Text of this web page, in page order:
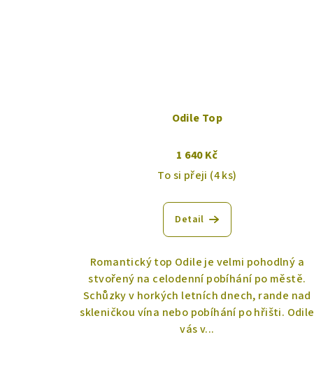
Odile Top
1 640 Kč
To si přeji (4 ks)
Detail
Romantický top Odile je velmi pohodlný a
stvořený na celodenní pobíhání po městě.
Schůzky v horkých letních dnech, rande nad
skleničkou vína nebo pobíhání po hřišti. Odile
vás v...